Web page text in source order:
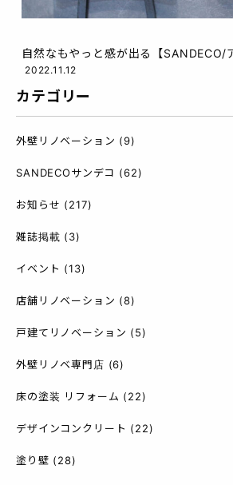
自然なもやっと感が出る【SANDECO/
2022.11.12
カテゴリー
外壁リノベーション (9)
SANDECOサンデコ (62)
お知らせ (217)
雑誌掲載 (3)
イベント (13)
店舗リノベーション (8)
戸建てリノベーション (5)
外壁リノベ専門店 (6)
床の塗装 リフォーム (22)
デザインコンクリート (22)
塗り壁 (28)